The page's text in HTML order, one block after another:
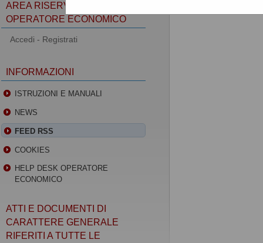
AREA RISERVATA
OPERATORE ECONOMICO
Accedi - Registrati
INFORMAZIONI
ISTRUZIONI E MANUALI
NEWS
FEED RSS
COOKIES
HELP DESK OPERATORE
ECONOMICO
ATTI E DOCUMENTI DI
CARATTERE GENERALE
RIFERITI A TUTTE LE